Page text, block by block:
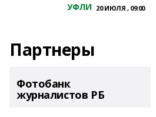
УФЛИ 20 ИЮЛЯ , 09:00
Партнеры
Фотобанк
журналистов РБ